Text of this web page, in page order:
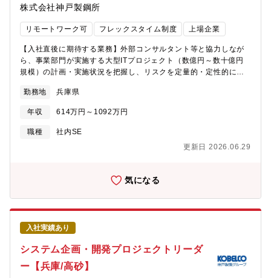
すれば、常に教育・研修の機会がある。■海外の学会・展示会への
参加、海外工場支援など、グローバルに活躍できる機会がある。
【募集背景】三菱重工が抱える事業部では、事業環境の不確実性
ード感で事業内の全バリューチェンの最適化、及び事業間での横
通しが求められています。デジタルインテリジェンス研究開発部
は、DX・AI活用を推進するための研究開発部門であり、これまで
ほぼ全ての製品で事業部のニーズに応えてきました。事業部から
解決していただける人材を求めています。【同社について】・三
り受け、長崎造船所と命名して造船事業を開始したことを契機に
1884年に創業した同社は発電プラントなどの社会インフラ、船
て、社会を牽引しております。・2025年3月期決算で受注高
タイム制度導入、えるぼし」「くるみん」の各認定等ワークライ
多数あり、選考フローを熟知しておりますので、内定まで丁寧に
フォロー致します。
株式会社神戸製鋼所
リモートワーク可 フレックスタイム制度 上場企業
【入社直後に期待する業務】外部コンサルタント等と協力しなが
ら、事業部門が実施する大型ITプロジェクト（数億円～数十億円
規模）の計画・実施状況を把握し、リスクを定量的・定性的に評
門が円滑に進められるよう改善アドバイスを行う、また決裁前に
は経営に対してリスク確認の結果を報告するなど、プロジェクト
マネジメントの専門家としての役割を担っていただきます。【半
年～1年後の業務イメージ】各事業部門のプロジェクトで得られた
み化を進め、人材育成施策の実行にも取り組んでいただきます。
来的に自律した体制を築いていくことを目指します。【本ポジシ
ョンの特徴】・本社IT企画部はプロジェクトの良し悪しを決める
部隊ではなく、経営への報告やリスク評価を担う立場です。・プ
ロジェクト全体を通した事業部門への改善アドバイス、また決裁
前の投資判断に資するリスクチェックが中心となります・事業部
門のPMやシステム部門長と対等以上の立場で関わりつつ、適切に
指導・助言していくバランス感覚が求められます。・現在は兼任
者中心のチーム体制ですが、今後は専任で知見を蓄積し、全社的
なプロジェクトマネジメント力を底上げする役割を担っていきま
勤務地 兵庫県
年収 614万円～1092万円
職種
社内SE
更新日 2026.06.29
気になる
入社実績あり
システム企画・開発プロジェクトリーダ
ー【兵庫/高砂】